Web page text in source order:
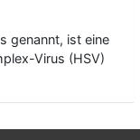
genannt, ist eine
Virus (HSV)